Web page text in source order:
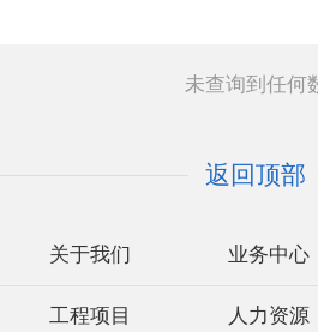
未查询到任何
返回顶部
关于我们 业务中心
工程项目 人力资源